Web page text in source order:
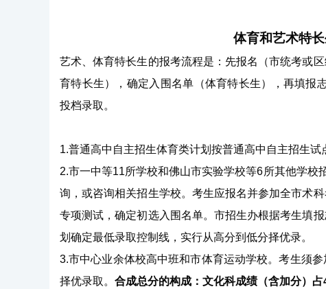
体育和艺术特
艺术、体育特长生的报考流程是：先报名（市统考或
育特长生），确定入围名单（体育特长生），再填报
投档录取。
1.普通高中自主招生体育类计划按普通高中自主招生试
2.市一中等11所学校和佛山市实验学校等6所其他学校
询，或咨询相关招生学校。考生应报名并参加全市术
专项测试，确定初选入围名单。市招生办根据考生填
划确定最低录取控制线，实行从高分到低分择优录。
3.市中心业余体校高中班和市体育运动学校。考生须
择优录取。 合成总分的构成：文化科成绩（含加分）占